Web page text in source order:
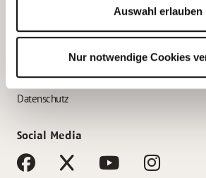
Auswahl erlauben
Nur notwendige Cookies
AWO Gliederungen nach Bundesland
Impressum
Datenschutz
Social Media